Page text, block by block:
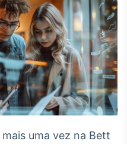
Label
para
conteúdos
OTC
para
ativos uma vez na Bett